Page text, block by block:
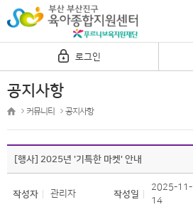
로그인
공지사항
커뮤니티 공지사항
[행사] 2025년 '기특한 마켓' 안내
작성자 관리자 작성일
2025-11-
14